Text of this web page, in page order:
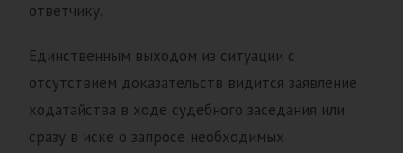
ответчику.
Единственным выходом из ситуации с
отсутствием доказательств видится заявление
ходатайства в ходе судебного заседания или
сразу в иске о запросе необходимых